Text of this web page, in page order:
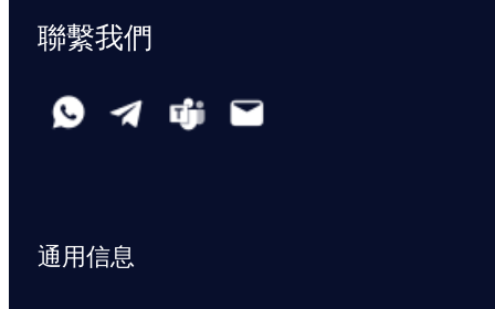
聯繫我們
通用信息